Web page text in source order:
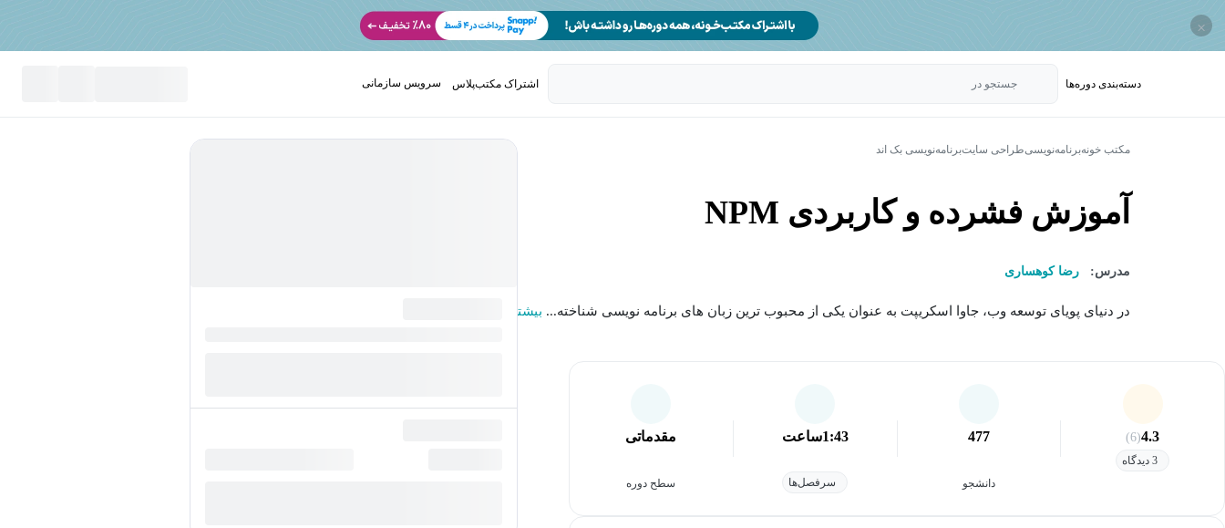
×
دسته‌بندی‌ دوره‌ها جستجو در اشتراک مکتب‌پلاس سرویس سازمانی
مکتب خونهبرنامه‌نویسیطراحی سایتبرنامه‌نویسی بک اند
آموزش فشرده و کاربردی NPM
مدرس: رضا کوهساری
در دنیای پویای توسعه وب، جاوا اسکریپت به عنوان یکی از محبوب ترین زبان های برنامه نویسی شناخته... بیشتر
4.3
(6)
3 دیدگاه
477
دانشجو
1:43ساعت
سرفصل‌ها
مقدماتی
سطح دوره